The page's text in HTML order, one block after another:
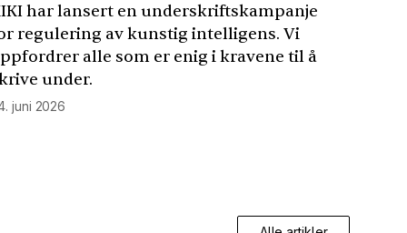
har lansert en underskriftskampanje
regulering av kunstig intelligens. Vi
alle som er enig i kravene til å
under.
juni 2026